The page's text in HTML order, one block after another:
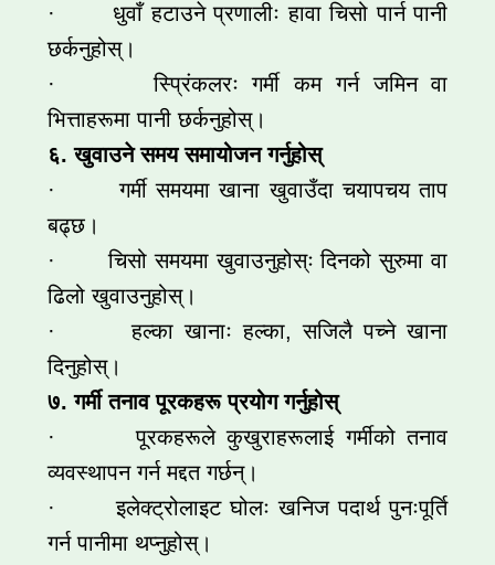
· धुवाँ हटाउने प्रणालीः हावा चिसो पार्न पानी
छर्कनुहोस्।
· स्प्रिंकलरः गर्मी कम गर्न जमिन वा
भित्ताहरूमा पानी छर्कनुहोस्।
६. खुवाउने समय समायोजन गर्नुहोस्
· गर्मी समयमा खाना खुवाउँदा चयापचय ताप
बढ्छ।
· चिसो समयमा खुवाउनुहोस्ः दिनको सुरुमा वा
ढिलो खुवाउनुहोस्।
· हल्का खानाः हल्का, सजिलै पच्ने खाना
दिनुहोस्।
७. गर्मी तनाव पूरकहरू प्रयोग गर्नुहोस्
· पूरकहरूले कुखुराहरूलाई गर्मीको तनाव
व्यवस्थापन गर्न मद्दत गर्छन्।
· इलेक्ट्रोलाइट घोलः खनिज पदार्थ पुनःपूर्ति
गर्न पानीमा थप्नुहोस्।